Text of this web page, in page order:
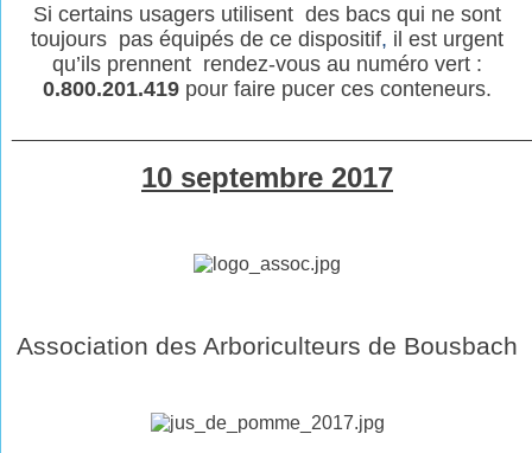
Si certains usagers utilisent des bacs qui ne sont
toujours pas équipés de ce dispositif, il est urgent
qu’ils prennent rendez-vous au numéro vert :
0.800.201.419 pour faire pucer ces conteneurs.
10 septembre 2017
Association des Arboriculteurs de Bousbach